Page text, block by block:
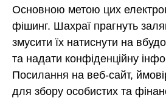
Основною метою цих
фішинг. Шахраї прагнуть
змусити їх натиснути на
та надати конфіденційну
Посилання на веб-сайт,
для збору особистих та